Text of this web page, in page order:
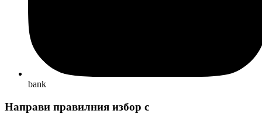
bank
Направи правилния избор с